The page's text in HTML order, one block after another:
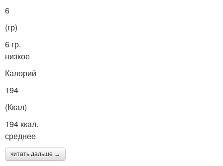
6
(гр)
6 гр.
низкое
Калорий
194
(Ккал)
194 ккал.
среднее
читать дальше →